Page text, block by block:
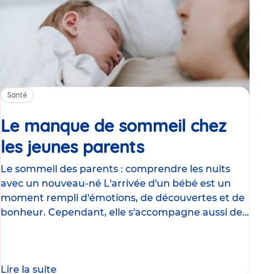
Santé
Le manque de sommeil chez
les jeunes parentsArticle
Le sommeil des parents : comprendre les nuits
avec un nouveau-né L'arrivée d'un bébé est un
moment rempli d'émotions, de découvertes et de
bonheur. Cependant, elle s'accompagne aussi de
Lire la suite